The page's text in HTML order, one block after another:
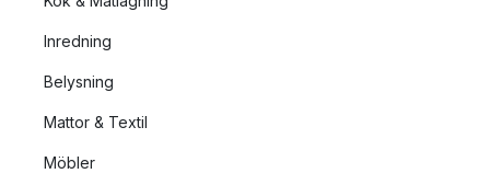
Inredning
Belysning
Mattor & Textil
Möbler